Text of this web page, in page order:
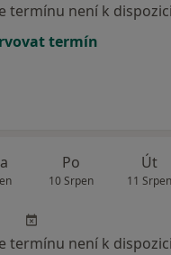
termínu není k
termín
Po
10 Srpen
Út
11
termínu není k